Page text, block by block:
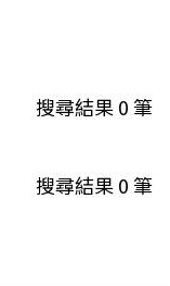
搜尋結果0筆
搜尋結果0筆